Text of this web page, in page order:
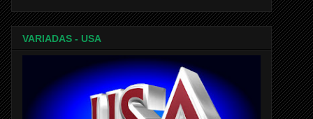
VARIADAS - USA